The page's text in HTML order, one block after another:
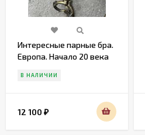
Интересные парные бра.
Европа. Начало 20 века
В НАЛИЧИИ
12 100 ₽